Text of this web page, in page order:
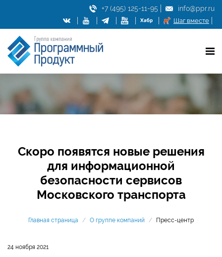
+7 (495) 125-11-95 info@ppr.ru
Шаг вместе
Скоро появятся новые решения
для информационной
безопасности сервисов
Московского транспорта
Главная страница / О группе компаний / Пресс-центр
24 ноября 2021